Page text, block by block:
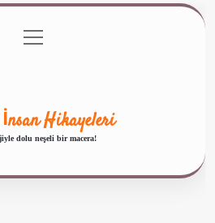
Politikası
menüyü
aç
Hikayeleri
dolu neşeli bir macera!